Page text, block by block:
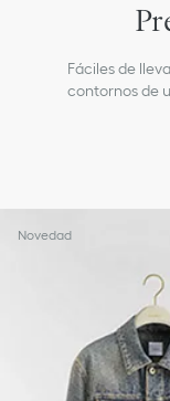
Fáciles de
contornos de
Faldas
Novedad